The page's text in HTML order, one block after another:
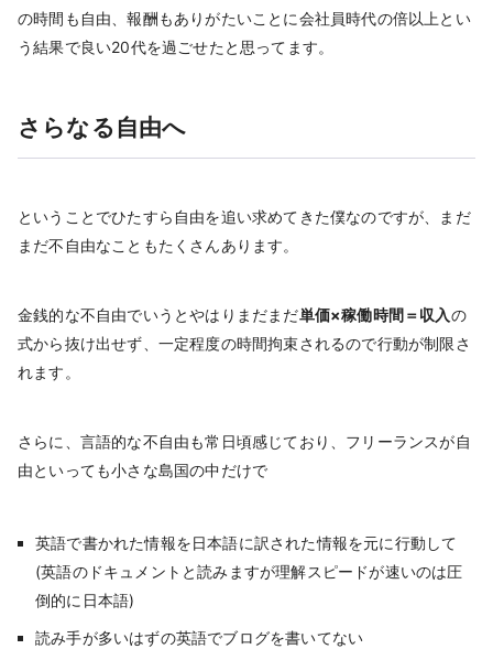
の時間も自由、報酬もありがたいことに会社員時代の倍以上とい
う結果で良い20代を過ごせたと思ってます。
さらなる自由へ
ということでひたすら自由を追い求めてきた僕なのですが、まだ
まだ不自由なこともたくさんあります。
金銭的な不自由でいうとやはりまだまだ単価×稼働時間＝収入の
式から抜け出せず、一定程度の時間拘束されるので行動が制限さ
れます。
さらに、言語的な不自由も常日頃感じており、フリーランスが自
由といっても小さな島国の中だけで
英語で書かれた情報を日本語に訳された情報を元に行動して
(英語のドキュメントと読みますが理解スピードが速いのは圧
倒的に日本語)
読み手が多いはずの英語でブログを書いてない